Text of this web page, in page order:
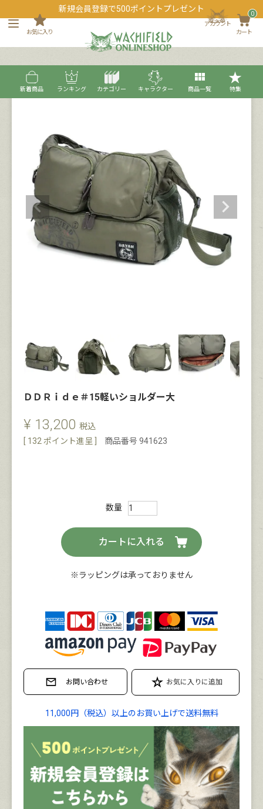
新規会員登録で500ポイントプレゼント
お気に入り
アカウント
カート
0
新着商品 ランキング カテゴリー キャラクター 商品一覧 特集
ＤＤＲｉｄｅ＃15軽いショルダー大
¥ 13,200 税込
132 ポイント進呈 ] 商品番号 941623
カートに入れる
※ラッピングは承っておりません
11,000円（税込）以上のお買い上げで送料無料